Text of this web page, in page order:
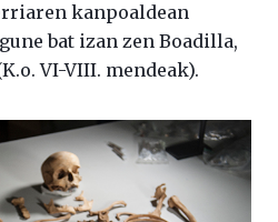
kanpoaldean
bat izan zen Boadilla,
VI-VIII. mendeak).